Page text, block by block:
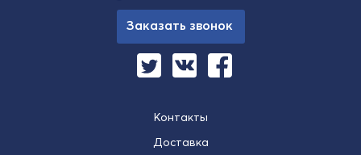
Контакты
Доставка
Заказать звонок